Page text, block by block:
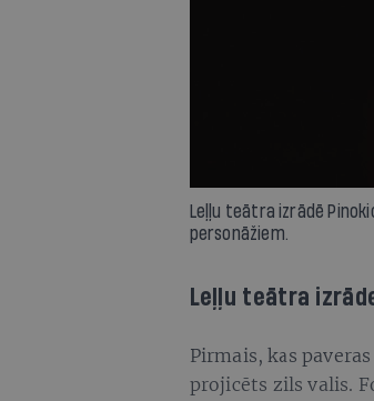
Leļļu teātra izrādē
personāžiem.
Leļļu teātra
Pirmais, kas
projicēts zils valis.